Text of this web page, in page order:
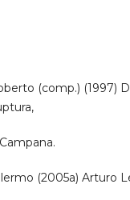
(comp.) (1997)
(2005a) Arturo